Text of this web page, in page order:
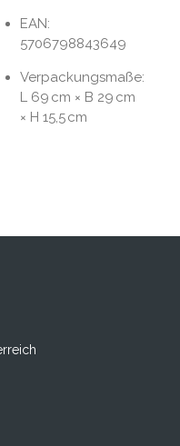
EAN:
5706798843649
Verpackungsmaße:
L 69 cm × B 29 cm
× H 15,5 cm